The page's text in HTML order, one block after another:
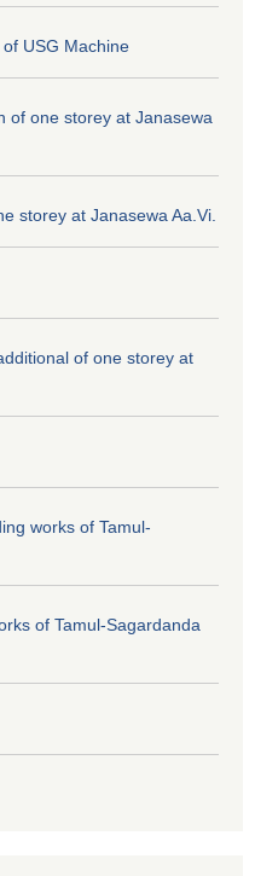
USG Machine
of one storey at Janasewa
storey at Janasewa Aa.Vi.
of one storey at
works of Tamul-
of Tamul-Sagardanda